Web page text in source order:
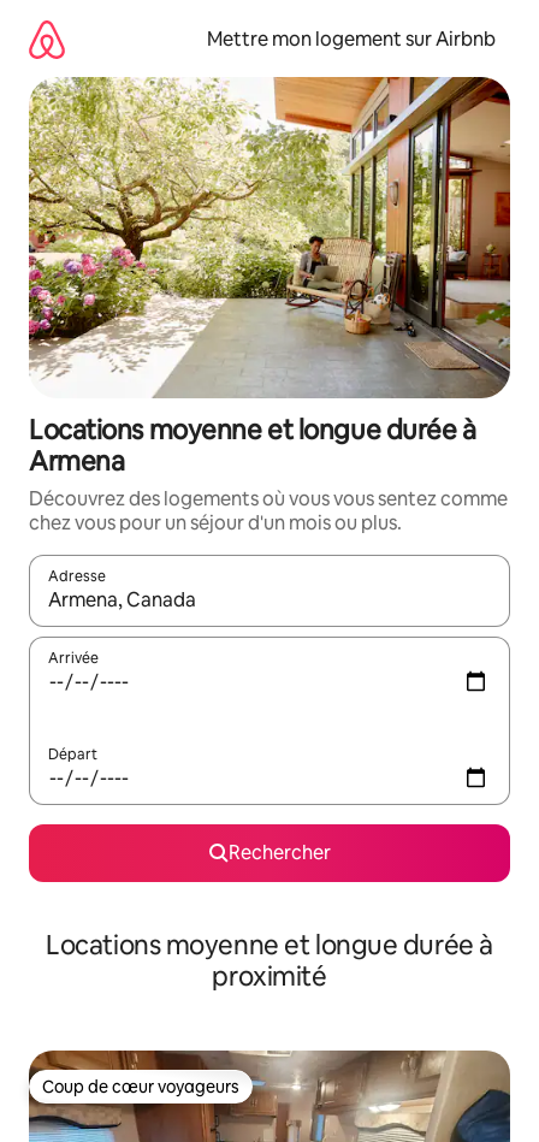
directement
contenu
Mettre mon logement sur Airbnb
Locations moyenne et longue durée à
Armena
Découvrez des logements où vous vous sentez comme
chez vous pour un séjour d'un mois ou plus.
Adresse
Lorsque les résultats s'affichent, utilisez les flèches vers le
Arrivée
Départ
Rechercher
Locations moyenne et longue durée à
proximité
Coup de cœur voyageurs
Coup de cœur voyageurs